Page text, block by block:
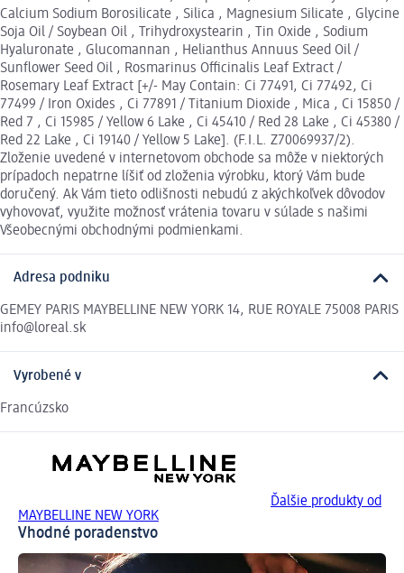
Calcium Sodium Borosilicate , Silica , Magnesium Silicate , Glycine
Soja Oil / Soybean Oil , Trihydroxystearin , Tin Oxide , Sodium
Hyaluronate , Glucomannan , Helianthus Annuus Seed Oil /
Sunflower Seed Oil , Rosmarinus Officinalis Leaf Extract /
Rosemary Leaf Extract [+/- May Contain: Ci 77491, Ci 77492, Ci
77499 / Iron Oxides , Ci 77891 / Titanium Dioxide , Mica , Ci 15850 /
Red 7 , Ci 15985 / Yellow 6 Lake , Ci 45410 / Red 28 Lake , Ci 45380 /
Red 22 Lake , Ci 19140 / Yellow 5 Lake]. (F.I.L. Z70069937/2).
Zloženie uvedené v internetovom obchode sa môže v niektorých
prípadoch nepatrne líšiť od zloženia výrobku, ktorý Vám bude
doručený. Ak Vám tieto odlišnosti nebudú z akýchkoľvek dôvodov
vyhovovať, využite možnosť vrátenia tovaru v súlade s našimi
Všeobecnými obchodnými podmienkami.
Adresa podniku
GEMEY PARIS MAYBELLINE NEW YORK 14, RUE ROYALE 75008 PARIS
info@loreal.sk
Vyrobené v
Francúzsko
Ďalšie produkty od
MAYBELLINE NEW YORK
Vhodné poradenstvo